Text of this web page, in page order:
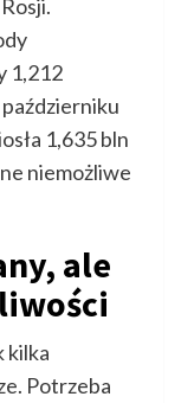
1,212
październiku
1,635 bln
niemożliwe
ale
kilka
Potrzeba